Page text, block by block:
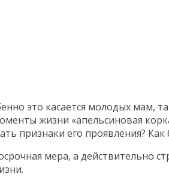
это касается молодых мам,
жизни «апельсиновая
признаки его проявления? Как
мера, а действительно